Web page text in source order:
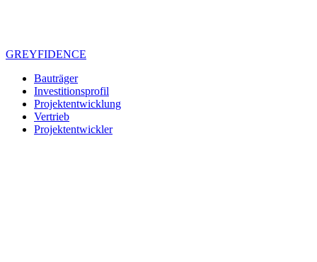
GREYFIDENCE
Bauträger
Investitionsprofil
Projektentwicklung
Vertrieb
Projektentwickler